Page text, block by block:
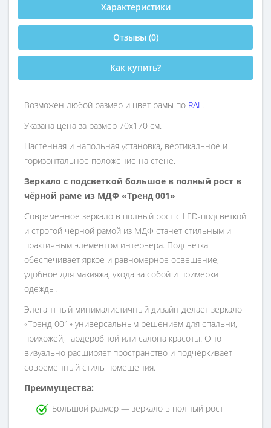
Характеристики
Отзывы (0)
Как купить?
Возможен любой размер и цвет рамы по RAL .
Указана цена за размер 70х170 см.
Настенная и напольная установка, вертикальное и
горизонтальное положение на стене.
Зеркало с подсветкой большое в полный рост в
чёрной раме из МДФ «Тренд 001»
Современное зеркало в полный рост с LED-подсветкой
и строгой чёрной рамой из МДФ станет стильным и
практичным элементом интерьера. Подсветка
обеспечивает яркое и равномерное освещение,
удобное для макияжа, ухода за собой и примерки
одежды.
Элегантный минималистичный дизайн делает зеркало
«Тренд 001» универсальным решением для спальни,
прихожей, гардеробной или салона красоты. Оно
визуально расширяет пространство и подчёркивает
современный стиль помещения.
Преимущества:
Большой размер — зеркало в полный рост